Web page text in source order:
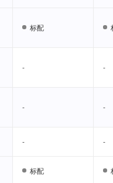
标配
- -
- -
- -
标配
标配
- -
- -
- -
标配